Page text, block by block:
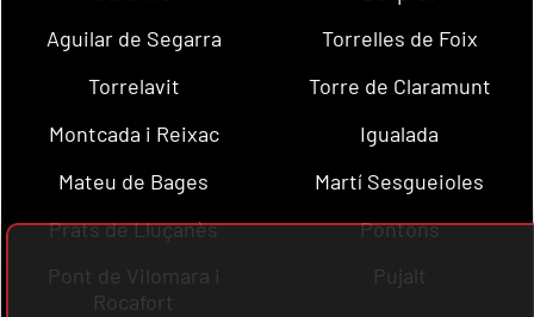
Aguilar de Segarra
Torrelles de Foix
Torrelavit
Torre de Claramunt
Montcada i Reixac
Igualada
Mateu de Bages
Martí Sesgueioles
Prats de Lluçanès
Pontons
Pont de Vilomara i
Rocafort
Pujalt